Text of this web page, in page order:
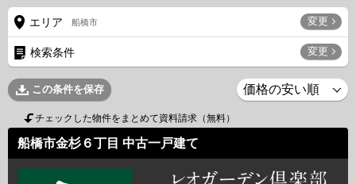
エリア 船橋市 変更
検索条件 変更
この条件を保存
チェックした物件をまとめて資料請求（無料）
船橋市金杉６丁目 中古一戸建て